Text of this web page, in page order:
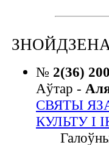
№ 2(36)
Аўтар -
СВЯТЫ
КУЛЬТУ І